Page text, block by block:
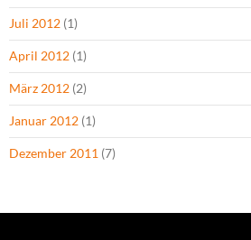
Juli 2012 (1)
April 2012 (1)
März 2012 (2)
Januar 2012 (1)
Dezember 2011 (7)